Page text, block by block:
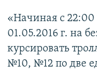
«Начиная с 22:00
01.05.2016 г. на
курсировать
№10, №12 по две